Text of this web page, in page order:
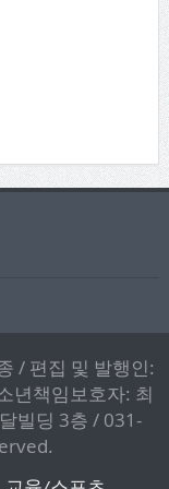
/ 편집 및 발행인:
년책임보호자: 최
빌딩 3층 / 031-